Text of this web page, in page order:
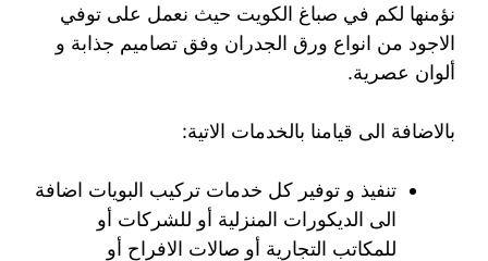
نؤمنها لكم في صباغ الكويت حيث نعمل على توفي
الاجود من انواع ورق الجدران وفق تصاميم جذابة و
ألوان عصرية.
بالاضافة الى قيامنا بالخدمات الاتية:
تنفيذ و توفير كل خدمات تركيب البويات اضافة
الى الديكورات المنزلية أو للشركات أو
للمكاتب التجارية أو صالات الافراح أو